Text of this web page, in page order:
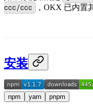
ccc/ccc
，OKX 已内置
安装
npm yarn pnpm